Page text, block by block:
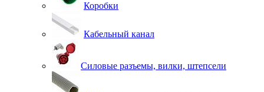
Коробки
Кабельный канал
Силовые разъемы, вилки, штепсели